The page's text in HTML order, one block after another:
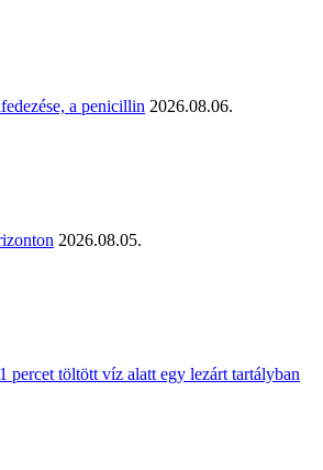
a penicillin 2026.08.06.
2026.08.05.
percet töltött víz alatt egy lezárt tartályban